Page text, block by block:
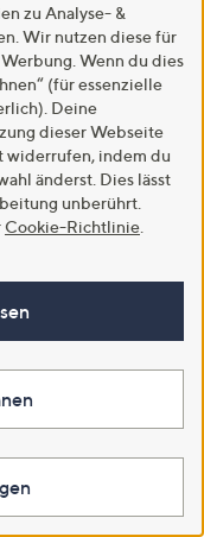
zu Analyse- &
Wir nutzen diese für
Wenn du dies
(für essenzielle
Deine
dieser Webseite
widerrufen, indem du
änderst. Dies lässt
unberührt.
Cookie-Richtlinie